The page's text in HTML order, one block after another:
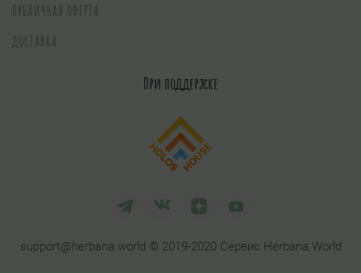
ПУБЛИЧНАЯ ОФЕРТА
ДОСТАВКА
При поддержке
support@herbana.world © 2019-2020 Сервис Herbana.World